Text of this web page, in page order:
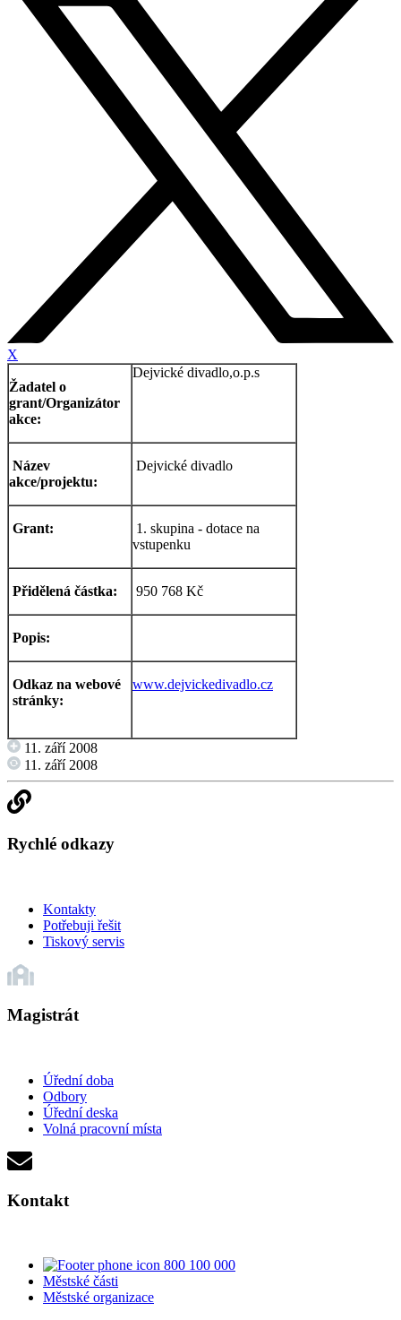
X
Žadatel o
grant/Organizátor
akce:
Dejvické divadlo,o.p.s
Název
akce/projektu:
Dejvické divadlo
Grant:
1. skupina - dotace na
vstupenku
Přidělená částka: 950 768 Kč
Popis:
Odkaz na webové
stránky:
www.dejvickedivadlo.cz
11. září 2008
11. září 2008
Rychlé odkazy
Kontakty
Potřebuji řešit
Tiskový servis
Magistrát
Úřední doba
Odbory
Úřední deska
Volná pracovní místa
Kontakt
800 100 000
Městské části
Městské organizace